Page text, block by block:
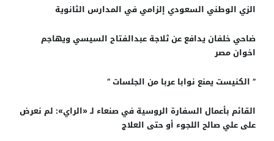
الزي الوطني السعودي إلزامي في المدارس الثانوية
ضاحي خلفان يدافع عن ثلاجة عبدالفتاح السيسي ويهاجم
اخوان مصر
” الكنيست يمنع نوابا عربا من الجلسات “
القائم بأعمال السفارة الروسية في صنعاء لـ «الراي»: لم نعرض
على علي صالح اللجوء أو حتى العلاج